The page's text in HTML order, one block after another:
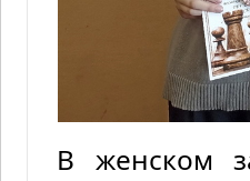
В женском